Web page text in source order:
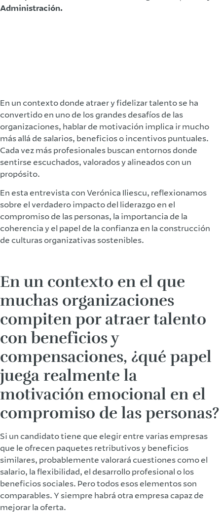
Administración.
En un contexto donde atraer y fidelizar talento se ha
convertido en uno de los grandes desafíos de las
organizaciones, hablar de motivación implica ir mucho
más allá de salarios, beneficios o incentivos puntuales.
Cada vez más profesionales buscan entornos donde
sentirse escuchados, valorados y alineados con un
propósito.
En esta entrevista con Verónica Iliescu, reflexionamos
sobre el verdadero impacto del liderazgo en el
compromiso de las personas, la importancia de la
coherencia y el papel de la confianza en la construcción
de culturas organizativas sostenibles.
En un contexto en el que
muchas organizaciones
compiten por atraer talento
con beneficios y
compensaciones, ¿qué papel
juega realmente la
motivación emocional en el
compromiso de las personas?
Si un candidato tiene que elegir entre varias empresas
que le ofrecen paquetes retributivos y beneficios
similares, probablemente valorará cuestiones como el
salario, la flexibilidad, el desarrollo profesional o los
beneficios sociales. Pero todos esos elementos son
comparables. Y siempre habrá otra empresa capaz de
mejorar la oferta.